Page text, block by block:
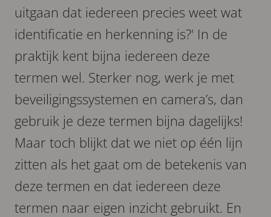
uitgaan dat iedereen precies weet wat
identificatie en herkenning is?' In de
praktijk kent bijna iedereen deze
termen wel. Sterker nog, werk je met
beveiligingssystemen en camera’s, dan
gebruik je deze termen bijna dagelijks!
Maar toch blijkt dat we niet op één lijn
zitten als het gaat om de betekenis van
deze termen en dat iedereen deze
termen naar eigen inzicht gebruikt. En